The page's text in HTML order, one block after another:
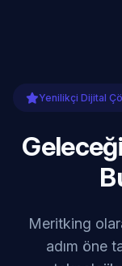
Yenilikçi Dijital
Meritking
adım öne